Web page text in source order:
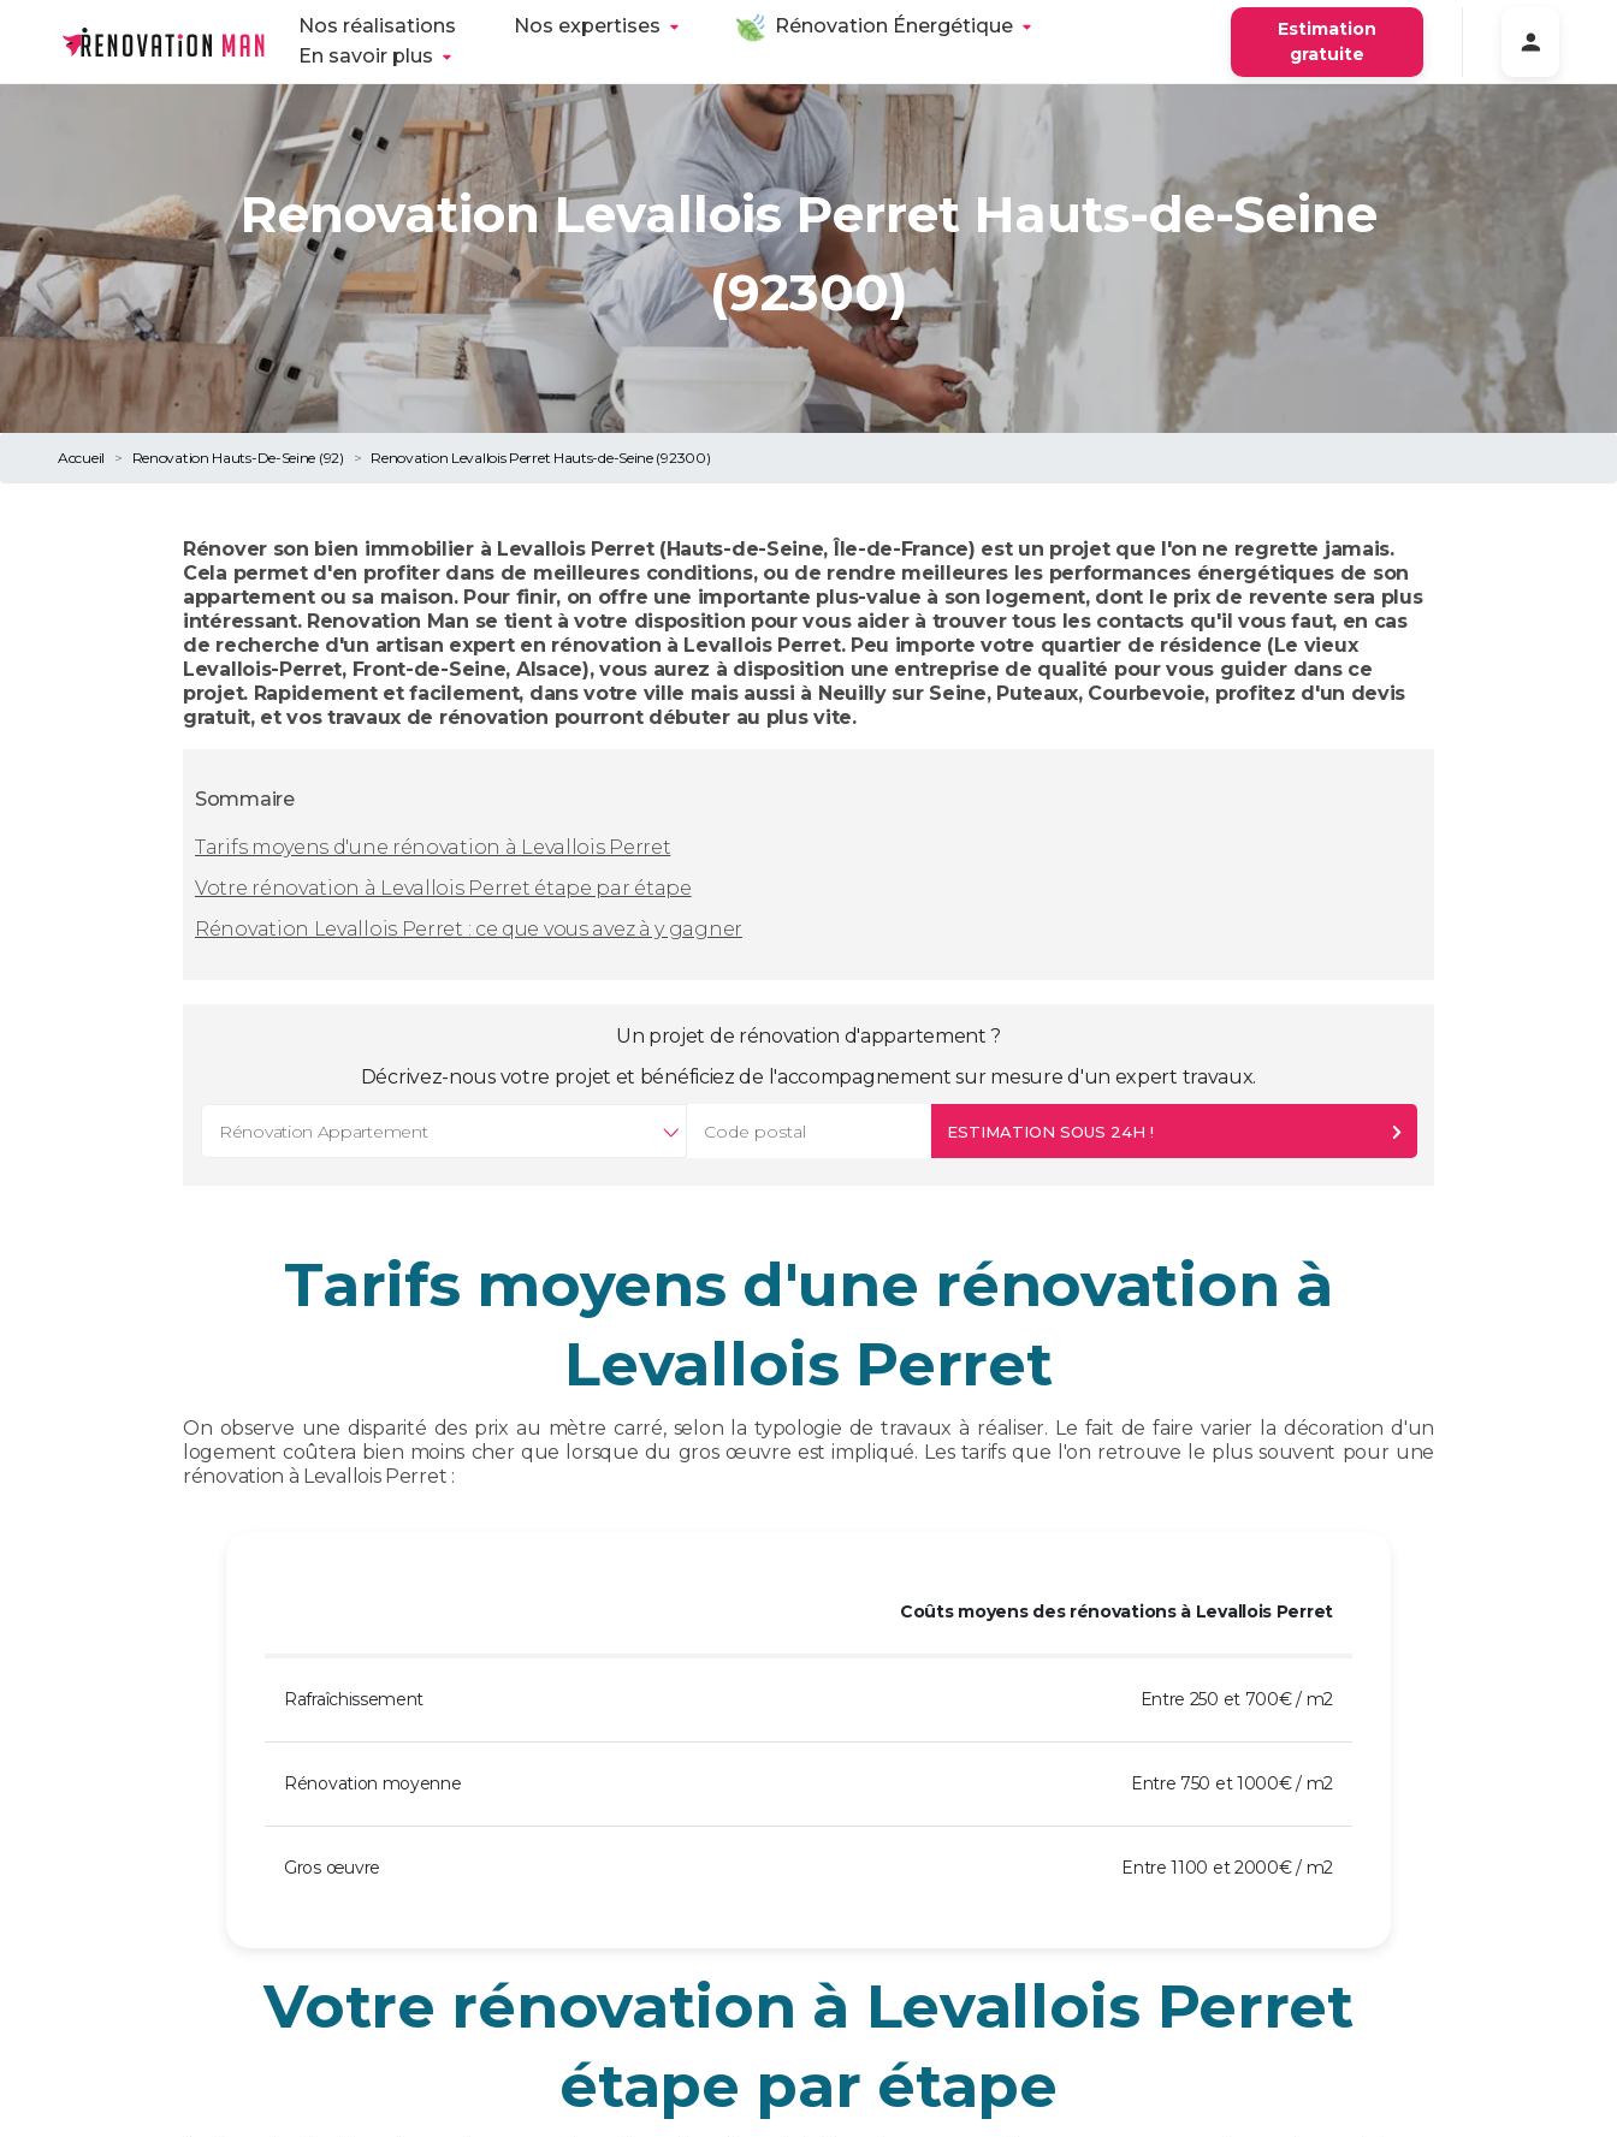
Nos réalisations Nos expertises
Rénovation Énergétique
En savoir plus
Estimation
gratuite
Renovation Levallois Perret Hauts-de-Seine
(92300)
Accueil Renovation Hauts-De-Seine (92) Renovation Levallois Perret Hauts-de-Seine (92300)
Rénover son bien immobilier à Levallois Perret (Hauts-de-Seine, Île-de-France) est un projet que l'on ne regrette jamais.
Cela permet d'en profiter dans de meilleures conditions, ou de rendre meilleures les performances énergétiques de son
appartement ou sa maison. Pour finir, on offre une importante plus-value à son logement, dont le prix de revente sera plus
intéressant. Renovation Man se tient à votre disposition pour vous aider à trouver tous les contacts qu'il vous faut, en cas
de recherche d'un artisan expert en rénovation à Levallois Perret. Peu importe votre quartier de résidence (Le vieux
Levallois-Perret, Front-de-Seine, Alsace), vous aurez à disposition une entreprise de qualité pour vous guider dans ce
projet. Rapidement et facilement, dans votre ville mais aussi à Neuilly sur Seine, Puteaux, Courbevoie, profitez d'un devis
gratuit, et vos travaux de rénovation pourront débuter au plus vite.
Sommaire
Tarifs moyens d'une rénovation à Levallois Perret
Votre rénovation à Levallois Perret étape par étape
Rénovation Levallois Perret : ce que vous avez à y gagner
Un projet de rénovation d'appartement ?
Décrivez-nous votre projet et bénéficiez de l'accompagnement sur mesure d'un expert travaux.
Rénovation Appartement ESTIMATION SOUS 24H !
Tarifs moyens d'une rénovation à
Levallois Perret
On observe une disparité des prix au mètre carré, selon la typologie de travaux à réaliser. Le fait de faire varier la décoration d'un
logement coûtera bien moins cher que lorsque du gros œuvre est impliqué. Les tarifs que l'on retrouve le plus souvent pour une
rénovation à Levallois Perret :
Coûts moyens des rénovations à Levallois Perret
Rafraîchissement Entre 250 et 700€ / m2
Rénovation moyenne Entre 750 et 1000€ / m2
Gros œuvre Entre 1100 et 2000€ / m2
Votre rénovation à Levallois Perret
étape par étape